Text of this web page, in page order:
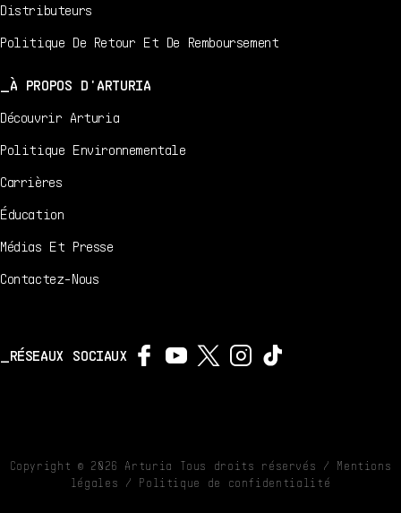
Distributeurs
Politique De Retour Et De Remboursement
À PROPOS D'ARTURIA
Découvrir Arturia
Politique Environnementale
Carrières
Éducation
Médias Et Presse
Contactez-Nous
RÉSEAUX SOCIAUX
Copyright © 2026 Arturia Tous droits réservés / Mentions
légales / Politique de confidentialité